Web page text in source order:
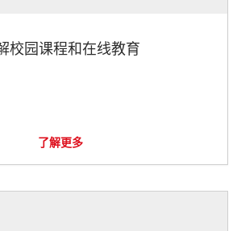
校园课程和在线教育
了解更多